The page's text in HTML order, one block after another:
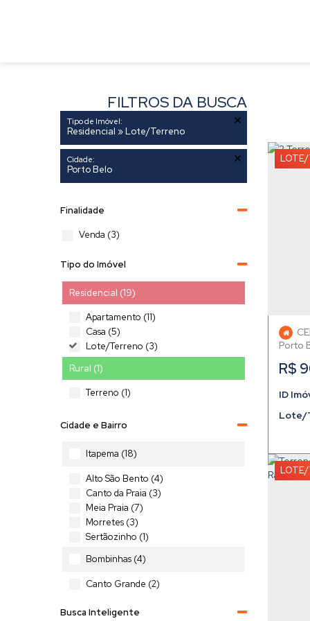
FILTROS DA BUSCA
Tipo de Imóvel:
Residencial » Lote/Terreno
Cidade:
Porto Belo
Finalidade
Venda (3)
Tipo do Imóvel
Residencial (19)
Apartamento (11)
Casa (5)
Lote/Terreno (3)
Rural (1)
Terreno (1)
Cidade e Bairro
Itapema (18)
Alto São Bento (4)
Canto da Praia (3)
Meia Praia (7)
Morretes (3)
Sertãozinho (1)
Bombinhas (4)
Canto Grande (2)
Mariscal (1)
Busca Inteligente
LOTE/
Lote/
R$
Porto
LOTE/